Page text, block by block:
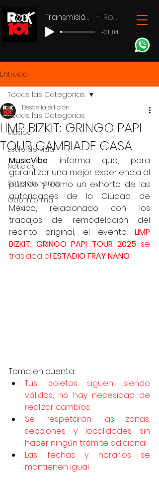
Transmisión en vivo Rock 101
-01:04
Entrada
Todas las Categorías
Música
Estilo de vida
Noticias
Seccion Home
Gob Informa
Todas las Categorías
LIMP BIZKIT: GRINGO PAPI
TOUR CAMBIADE CASA
Desde la edición
MusicVibe informa que, para
garantizar una mejor experiencia al
público y como un exhorto de las
autoridades de la Ciudad de
México, relacionado con los
trabajos de remodelación del
recinto original, el evento LIMP
BIZKIT: GRINGO PAPI TOUR 2025 se
traslada al ESTADIO FRAY NANO.
Toma en cuenta:
Tus boletos siguen siendo
válidos, no hay necesidad de
realizar cambios
Se respetarán las zonas,
secciones y localidades sin
hacer ningún trámite adicional
Las fechas y horarios se
mantienen igual